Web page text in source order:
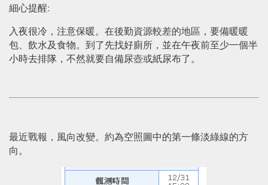
細心提醒:
入夜很冷，注意保暖。在後勤資源較差的地區，要備暖暖
包、飲水及食物。到了先找好廁所，並在午夜前至少一個半
小時去排隊，不然就要自備尿壺或紙尿布了。
最近戰報，風向改變。約為空照圖中的第一條淡綠線的方
向。